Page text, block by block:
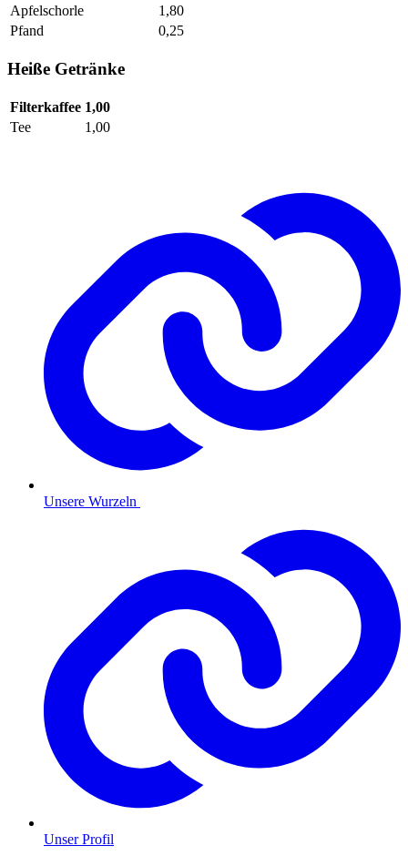
Apfelschorle
1,80
Pfand
0,25
Heiße Getränke
Filterkaffee 1,00
Tee
1,00
Unsere Wurzeln
Unser Profil